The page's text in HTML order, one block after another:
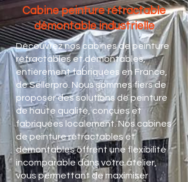
Cabine peinture rétractable
démontable industrielle
Découvrez nos cabines de peinture
rétractables et démontables,
entièrement fabriquées en France,
de Sellerpro. Nous sommes fiers de
proposer des solutions de peinture
de haute qualité, conçues et
fabriquées localement. Nos cabines
de peinture rétractables et
démontables offrent une flexibilité
incomparable dans votre atelier,
vous permettant de maximiser